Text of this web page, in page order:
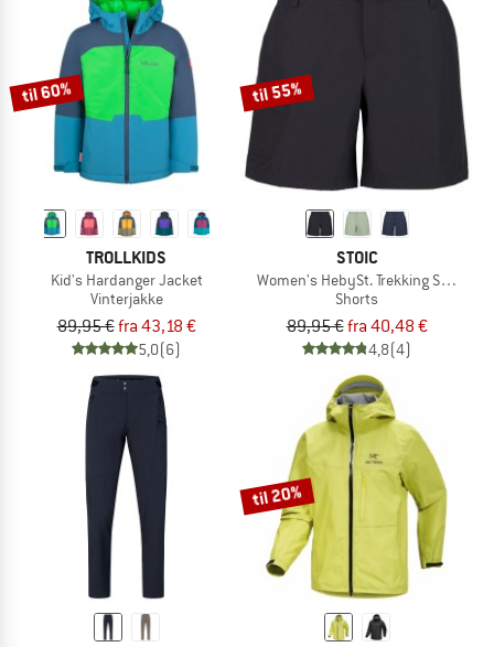
til 60%
TROLLKIDS
Kid's Hardanger Jacket
Vinterjakke
89,95 €fra 43,18 €
5,0(6)
til 55%
STOIC
Women's HebySt. Trekking Shorts
Shorts
89,95 €fra 40,48 €
4,8(4)
til 20%